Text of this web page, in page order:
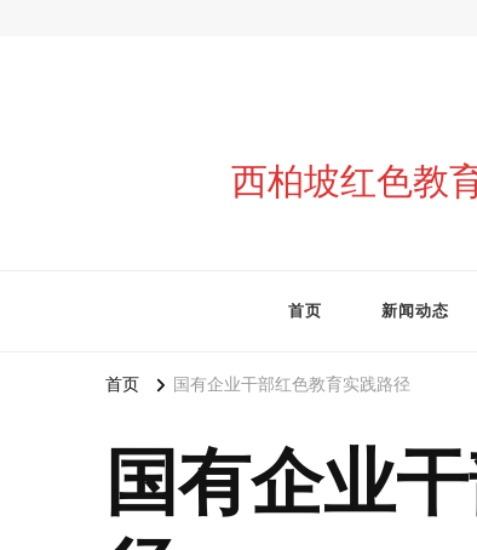
西柏坡红色教
首页 新闻动态
首页 国有企业干部红色教育实践路径
国有企业